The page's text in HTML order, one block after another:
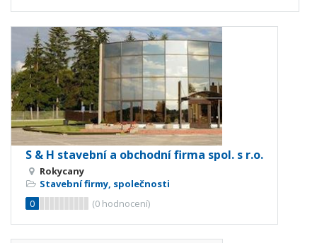
S & H stavební a obchodní firma spol. s r.o.
Rokycany
Stavební firmy, společnosti
0
(0 hodnocení)